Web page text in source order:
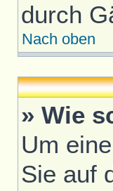
durch
Nach oben
» Wie
Um
Sie auf